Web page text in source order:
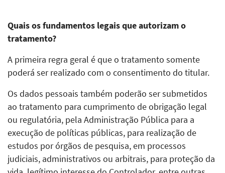
Quais os fundamentos legais que autorizam o
tratamento?
A primeira regra geral é que o tratamento somente
poderá ser realizado com o consentimento do titular.
Os dados pessoais também poderão ser submetidos
ao tratamento para cumprimento de obrigação legal
ou regulatória, pela Administração Pública para a
execução de políticas públicas, para realização de
estudos por órgãos de pesquisa, em processos
judiciais, administrativos ou arbitrais, para proteção da